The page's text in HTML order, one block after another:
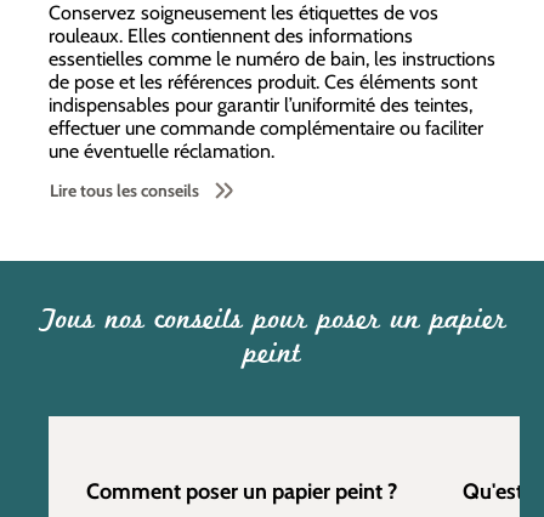
Conservez soigneusement les étiquettes de vos
rouleaux. Elles contiennent des informations
essentielles comme le numéro de bain, les instructions
de pose et les références produit. Ces éléments sont
indispensables pour garantir l’uniformité des teintes,
effectuer une commande complémentaire ou faciliter
une éventuelle réclamation.
Lire tous les conseils
Tous nos conseils pour poser un papier
peint
Comment poser un papier peint ? Qu'est